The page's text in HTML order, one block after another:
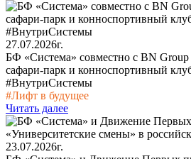
27.07.2026г.
БФ «Система» совместно с BN
сафари-парк и конноспортивный
#ВнутриСистемы
#Лифт в будущее
Читать далее
23.07.2026г.